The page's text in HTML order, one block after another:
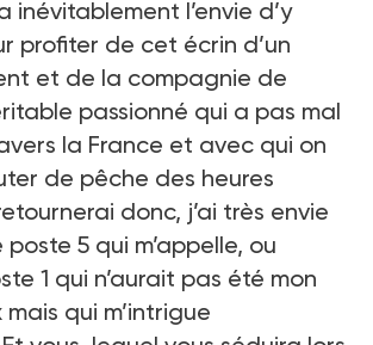
inévitablement l’envie d’y
profiter de cet écrin d’un
et de la compagnie de
passionné qui a pas mal
la France et avec qui on
de pêche des heures
donc, j’ai très envie
5 qui m’appelle, ou
1 qui n’aurait pas été mon
qui m’intrigue